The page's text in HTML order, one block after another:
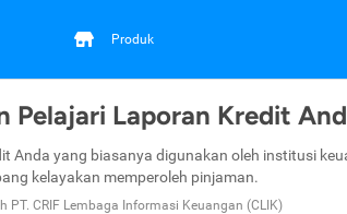
Produk
Pelajari Laporan Kredit
Anda yang biasanya digunakan oleh institusi
kelayakan memperoleh pinjaman.
PT. CRIF Lembaga Informasi Keuangan (CLIK)